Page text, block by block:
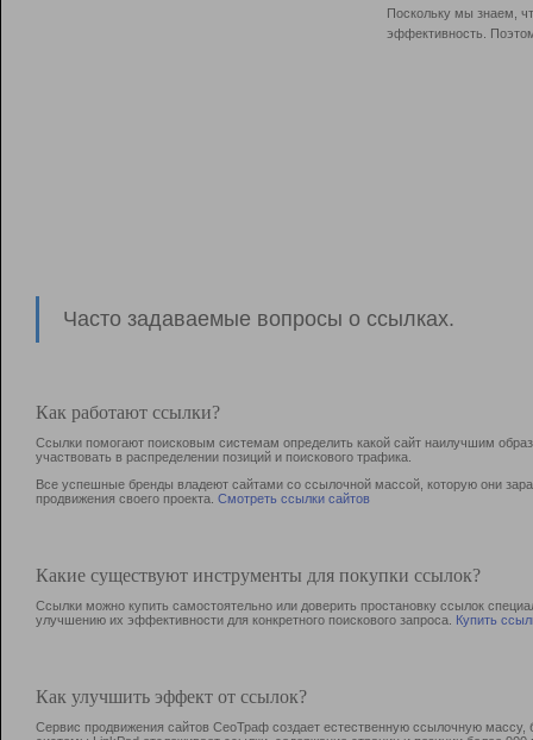
Поскольку мы знаем,
эффективность.
Часто задаваемые вопросы о ссылках.
Как работают ссылки?
Ссылки помогают поисковым системам определить какой сайт наилучшим
участвовать в раcпределении позиций и поискового трафика.
Все успешные бренды владеют сайтами со ссылочной массой, которую они
продвижения своего проекта. Смотреть ссылки сайтов
Какие существуют инструменты для покупки ссылок?
Ссылки можно купить самостоятельно или доверить простановку ссылок
улучшению их эффективности для конкретного поискового запроса. Купить
Как улучшить эффект от ссылок?
Сервис продвижения сайтов СеоТраф создает естественную ссылочную